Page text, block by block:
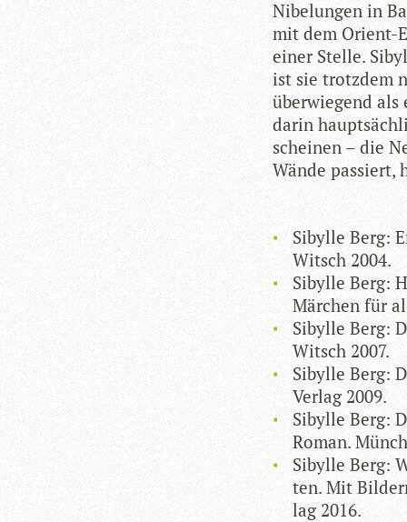
Nibe­lun­gen in
mit dem Ori­ent-
einer Stelle.
ist sie trotz­dem
über­wie­gend
darin
schei­nen – die
Wände
Sibylle Berg:
Witsch 2004.
Sibylle Berg:
Mär­chen für
Sibylle Berg:
Witsch 2007.
Sibylle Berg:
Ver­lag 2009.
Sibylle Berg:
Roman.
Sibylle Berg:
ten. Mit
lag 2016.